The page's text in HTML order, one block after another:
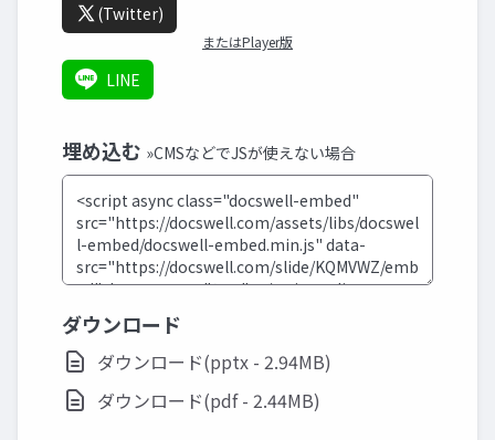
(Twitter)
またはPlayer版
LINE
埋め込む »CMSなどでJSが使えない場合
ダウンロード
ダウンロード(pptx - 2.94MB)
ダウンロード(pdf - 2.44MB)